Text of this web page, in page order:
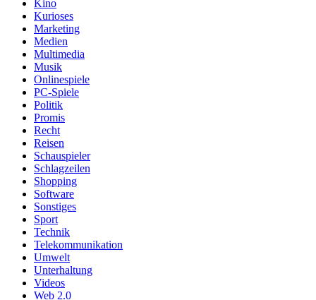
Kino
Kurioses
Marketing
Medien
Multimedia
Musik
Onlinespiele
PC-Spiele
Politik
Promis
Recht
Reisen
Schauspieler
Schlagzeilen
Shopping
Software
Sonstiges
Sport
Technik
Telekommunikation
Umwelt
Unterhaltung
Videos
Web 2.0